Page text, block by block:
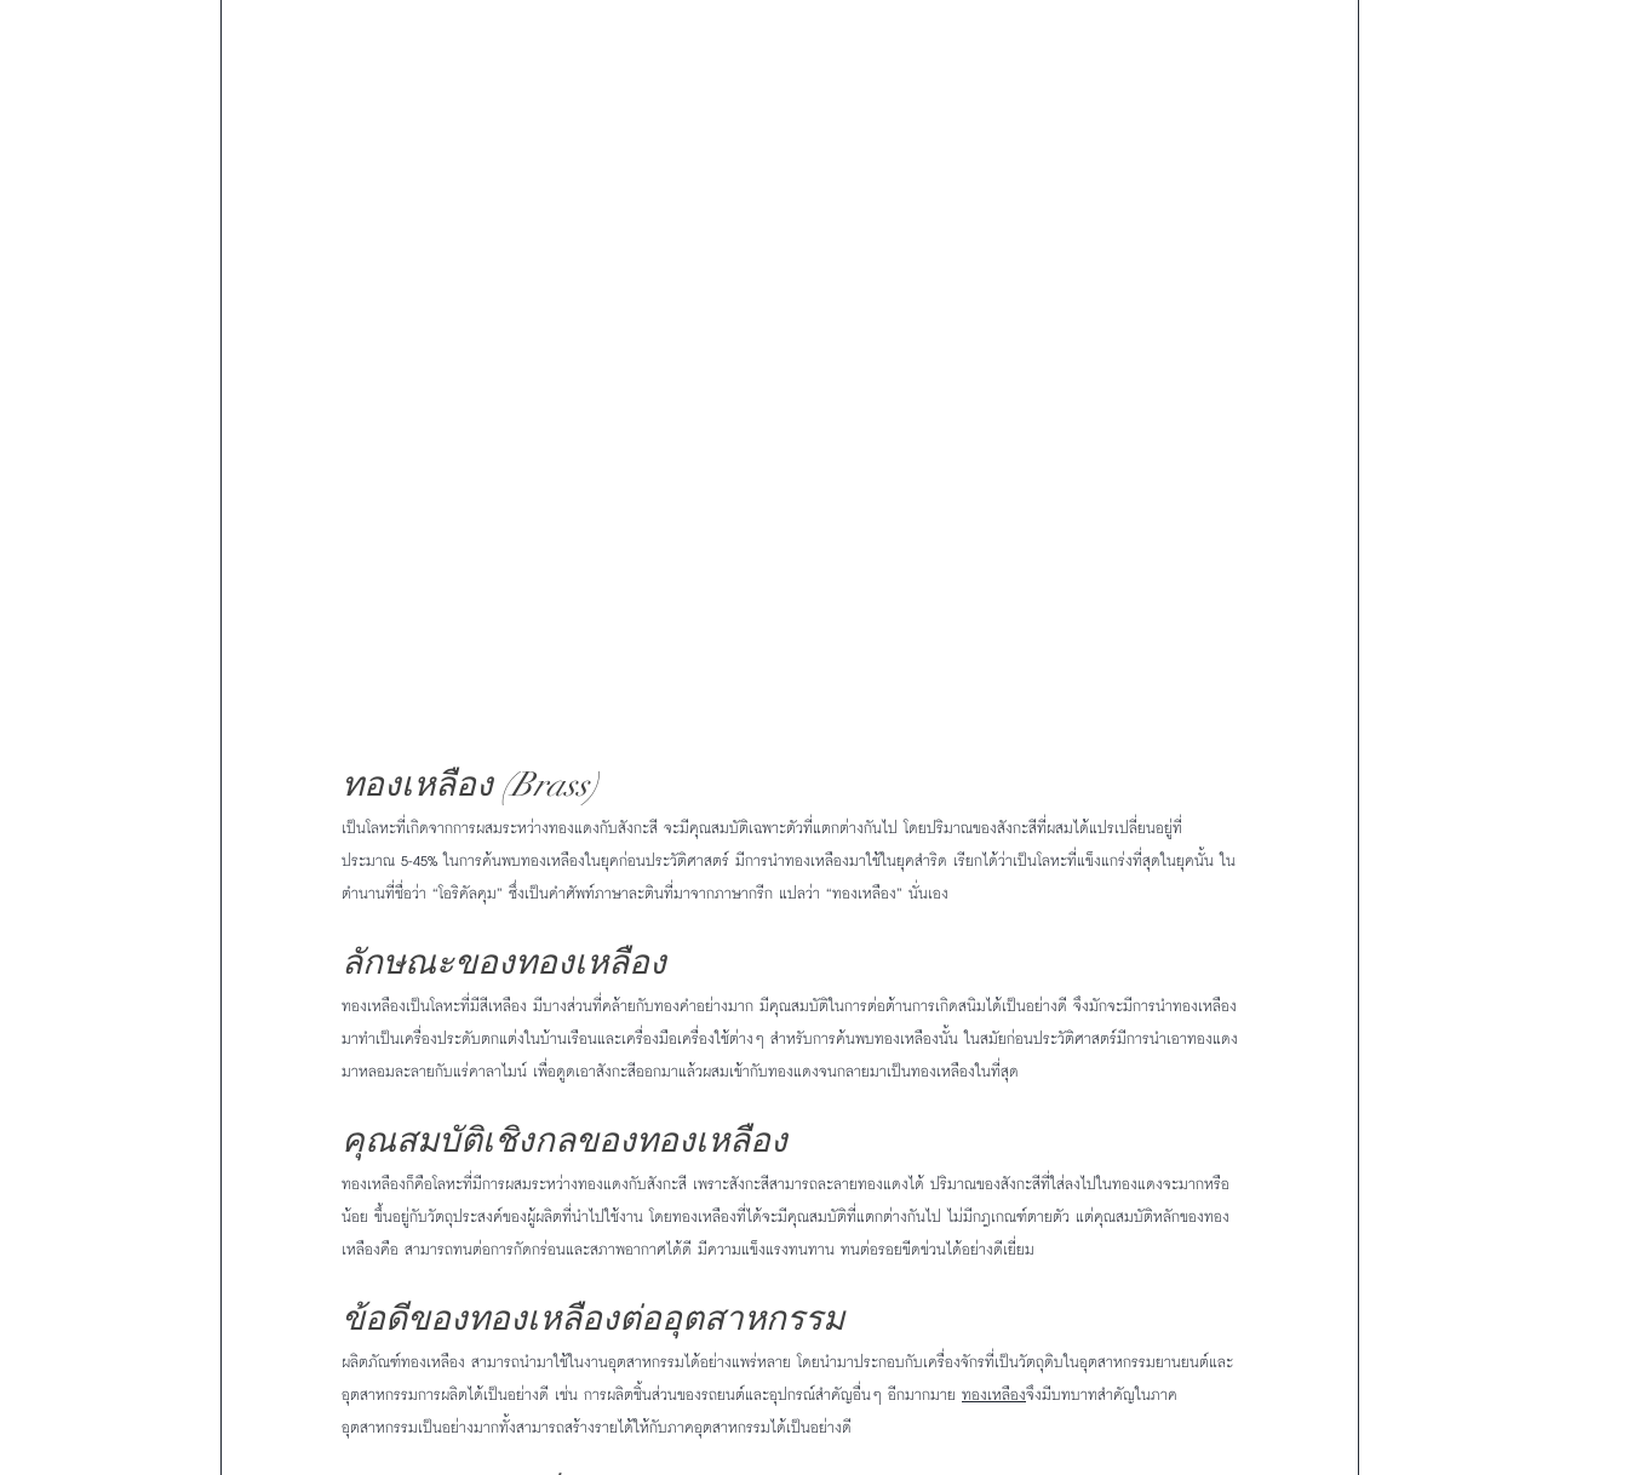
ทองเหลือง (Brass)
เป็นโลหะที่เกิดจากการผสมระหว่างทองแดงกับสังกะสี จะมีคุณสมบัติเฉพาะตัวที่แตกต่างกันไป โดยปริมาณของสังกะสีที่ผสมได้แปรเปลี่ยนอยู่ที่
ประมาณ 5-45% ในการค้นพบทองเหลืองในยุคก่อนประวัติศาสตร์ มีการนำทองเหลืองมาใช้ในยุคสำริด เรียกได้ว่าเป็นโลหะที่แข็งแกร่งที่สุดในยุคนั้น ใน
ตำนานที่ชื่อว่า “โอริคัลคุม” ซึ่งเป็นคำศัพท์ภาษาละตินที่มาจากภาษากรีก แปลว่า “ทองเหลือง” นั่นเอง
ลักษณะของทองเหลือง
ทองเหลืองเป็นโลหะที่มีสีเหลือง มีบางส่วนที่คล้ายกับทองคำอย่างมาก มีคุณสมบัติในการต่อต้านการเกิดสนิมได้เป็นอย่างดี จึงมักจะมีการนำทองเหลือง
มาทำเป็นเครื่องประดับตกแต่งในบ้านเรือนและเครื่องมือเครื่องใช้ต่างๆ สำหรับการค้นพบทองเหลืองนั้น ในสมัยก่อนประวัติศาสตร์มีการนำเอาทองแดง
มาหลอมละลายกับแร่คาลาไมน์ เพื่อดูดเอาสังกะสีออกมาแล้วผสมเข้ากับทองแดงจนกลายมาเป็นทองเหลืองในที่สุด
คุณสมบัติเชิงกลของทองเหลือง
ทองเหลืองก็คือโลหะที่มีการผสมระหว่างทองแดงกับสังกะสี เพราะสังกะสีสามารถละลายทองแดงได้ ปริมาณของสังกะสีที่ใส่ลงไปในทองแดงจะมากหรือ
น้อย ขึ้นอยู่กับวัตถุประสงค์ของผู้ผลิตที่นำไปใช้งาน โดยทองเหลืองที่ได้จะมีคุณสมบัติที่แตกต่างกันไป ไม่มีกฎเกณฑ์ตายตัว แต่คุณสมบัติหลักของทอง
เหลืองคือ สามารถทนต่อการกัดกร่อนและสภาพอากาศได้ดี มีความแข็งแรงทนทาน ทนต่อรอยขีดข่วนได้อย่างดีเยี่ยม
ข้อดีของทองเหลืองต่ออุตสาหกรรม
ผลิตภัณฑ์ทองเหลือง สามารถนำมาใช้ในงานอุตสาหกรรมได้อย่างแพร่หลาย โดยนำมาประกอบกับเครื่องจักรที่เป็นวัตถุดิบในอุตสาหกรรมยานยนต์และ
อุตสาหกรรมการผลิตได้เป็นอย่างดี เช่น การผลิตชิ้นส่วนของรถยนต์และอุปกรณ์สำคัญอื่นๆ อีกมากมาย ทองเหลืองจึงมีบทบาทสำคัญในภาค
อุตสาหกรรมเป็นอย่างมากทั้งสามารถสร้างรายได้ให้กับภาคอุตสาหกรรมได้เป็นอย่างดี